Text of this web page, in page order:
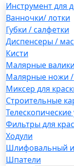
Инструмент для
Ванночки/ лотки
Губки / салфетки
Диспенсеры /
Кисти
Малярные
Малярные ножи /
Миксер для
Строительные
Фильтры для
Ходули
Шлифовальный
Шпатели